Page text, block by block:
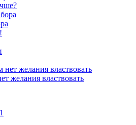
желания властвовать